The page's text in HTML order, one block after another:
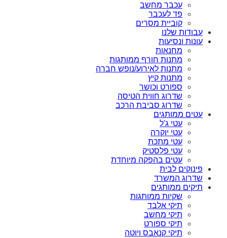
עכבר מחשב
פד לעכבר
קוביית מסרים
עבודות שלנו
עונות ונסיעות
מחנאות
מתנות חורף ממותגות
מתנות לאירוע/נופש חברה
מתנות קיץ
ספורט וכושר
שדרוג חווית הטיסה
שדרוג סביבת הרכב
עטים ממותגים
עטי ג'ל
עטי יוקרה
עטי מתכת
עטי פלסטיק
עטים בהפקה מיוחדת
פינוקים לבית
שדרוג המשרד
תיקים ממותגים
שקיות ממותגות
תיקי אלבד
תיקי מחשב
תיקי ספורט
תיקי קנאבס ויוטה